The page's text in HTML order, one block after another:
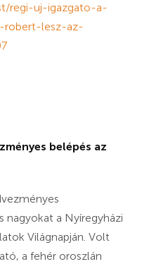
regi-uj-igazgato-a-
robert-lesz-az-
belépés az
nagyokat a Nyíregyházi
Világnapján. Volt
a fehér oroszlán